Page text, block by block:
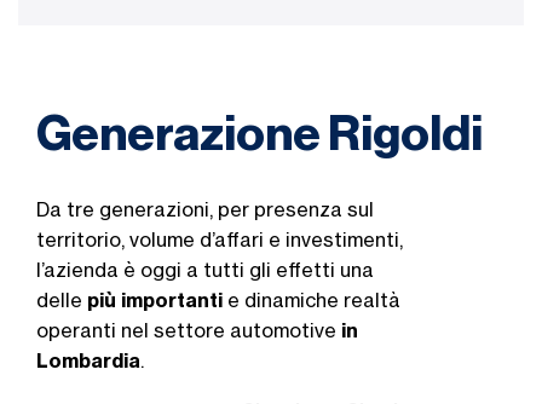
Generazione Rigoldi
Da tre generazioni, per presenza sul
territorio, volume d’affari e investimenti,
l’azienda è oggi a tutti gli effetti una
delle più importanti e dinamiche realtà
operanti nel settore automotive in
Lombardia.